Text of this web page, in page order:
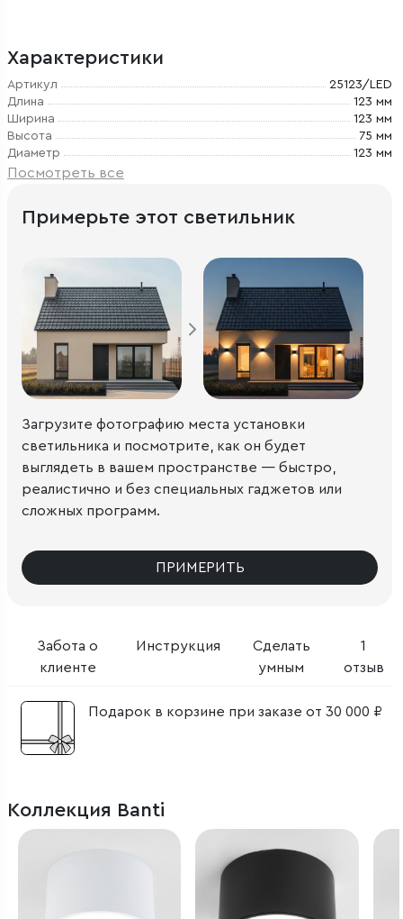
Характеристики
Артикул
25123/LED
Длина
123 мм
Ширина
123 мм
Высота
75 мм
Диаметр
123 мм
Посмотреть все
Забота о
клиенте
Инструкция
Сделать
умным
1
отзыв
Подарок в корзине при заказе от 30 000 ₽
Примерьте этот светильник
Загрузите фотографию места установки
светильника и посмотрите, как он будет
выглядеть в вашем пространстве — быстро,
реалистично и без специальных гаджетов или
сложных программ.
ПРИМЕРИТЬ
Коллекция Banti